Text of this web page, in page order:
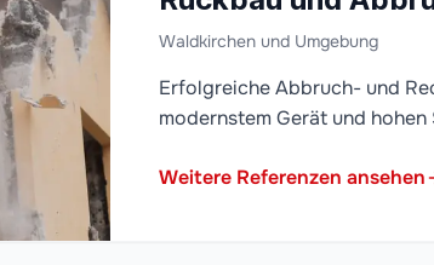
Waldkirchen und Umgebung
Erfolgreiche Abbruch- und
modernstem Gerät und
Weitere Referenzen ansehen